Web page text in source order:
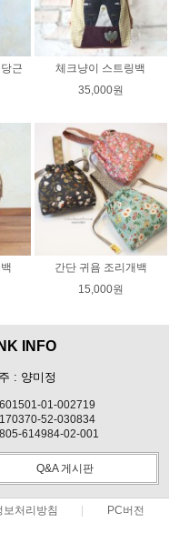
근
체크냥이 스트링백
35,000원
간단 귀욤 조리개백
15,000원
INFO
: 양미정
01-002719
52-030834
614984-02-001
Q&A 게시판
보처리방침 PC버전